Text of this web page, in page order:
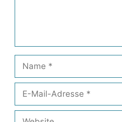
Mail-
Adresse